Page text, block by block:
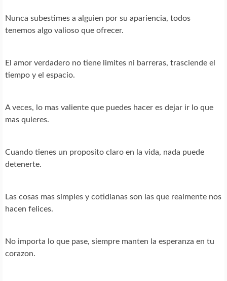
Nunca subestimes a alguien por su apariencia, todos
tenemos algo valioso que ofrecer.
El amor verdadero no tiene limites ni barreras, trasciende el
tiempo y el espacio.
A veces, lo mas valiente que puedes hacer es dejar ir lo que
mas quieres.
Cuando tienes un proposito claro en la vida, nada puede
detenerte.
Las cosas mas simples y cotidianas son las que realmente nos
hacen felices.
No importa lo que pase, siempre manten la esperanza en tu
corazon.